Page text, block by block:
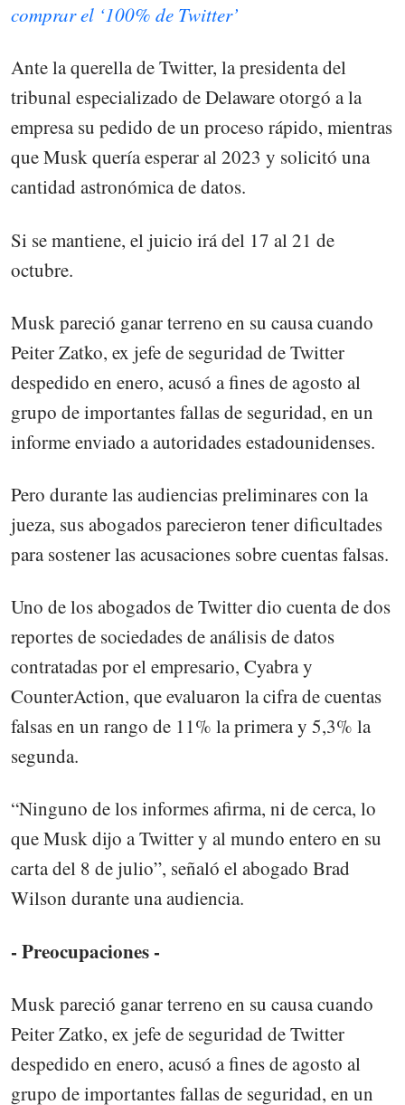
comprar el ‘100% de Twitter’
Ante la querella de Twitter, la presidenta del
tribunal especializado de Delaware otorgó a la
empresa su pedido de un proceso rápido, mientras
que Musk quería esperar al 2023 y solicitó una
cantidad astronómica de datos.
Si se mantiene, el juicio irá del 17 al 21 de
octubre.
Musk pareció ganar terreno en su causa cuando
Peiter Zatko, ex jefe de seguridad de Twitter
despedido en enero, acusó a fines de agosto al
grupo de importantes fallas de seguridad, en un
informe enviado a autoridades estadounidenses.
Pero durante las audiencias preliminares con la
jueza, sus abogados parecieron tener dificultades
para sostener las acusaciones sobre cuentas falsas.
Uno de los abogados de Twitter dio cuenta de dos
reportes de sociedades de análisis de datos
contratadas por el empresario, Cyabra y
CounterAction, que evaluaron la cifra de cuentas
falsas en un rango de 11% la primera y 5,3% la
segunda.
“Ninguno de los informes afirma, ni de cerca, lo
que Musk dijo a Twitter y al mundo entero en su
carta del 8 de julio”, señaló el abogado Brad
Wilson durante una audiencia.
- Preocupaciones -
Musk pareció ganar terreno en su causa cuando
Peiter Zatko, ex jefe de seguridad de Twitter
despedido en enero, acusó a fines de agosto al
grupo de importantes fallas de seguridad, en un